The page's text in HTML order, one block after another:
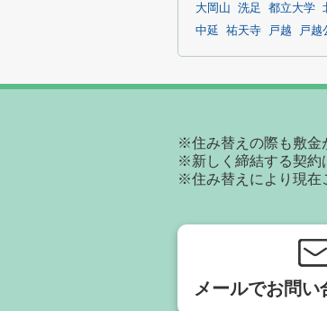
大岡山 洗足 都立大学
中延
祐天寺 戸越 戸越
※住み替えの際も敷金
※新しく締結する契約
※住み替えにより現在
メールでお問い